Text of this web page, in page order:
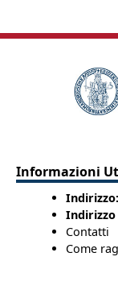
Informazioni
Indirizzo:
Indirizzo
Contatti
Come